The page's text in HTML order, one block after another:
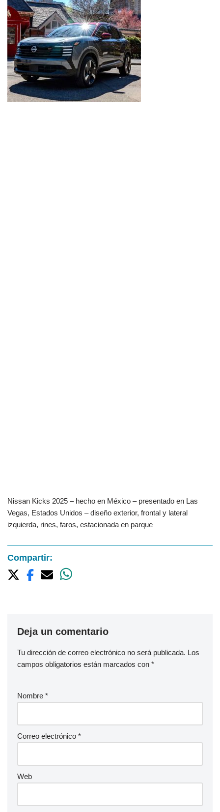
Nissan Kicks 2025 – hecho en México – presentado en Las
Vegas, Estados Unidos – diseño exterior, frontal y lateral
izquierda, rines, faros, estacionada en parque
Compartir:
Deja un comentario
Tu dirección de correo electrónico no será publicada. Los
campos obligatorios están marcados con *
Nombre *
Correo electrónico *
Web